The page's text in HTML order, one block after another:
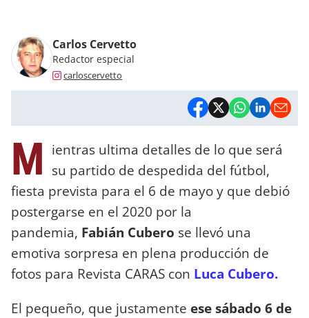
Carlos Cervetto
Redactor especial
carloscervetto
M ientras ultima detalles de lo que será
su partido de despedida del fútbol,
fiesta prevista para el 6 de mayo y que debió
postergarse en el 2020 por la
pandemia, Fabián Cubero se llevó una
emotiva sorpresa en plena producción de
fotos para Revista CARAS con Luca Cubero.
El pequeño, que justamente ese sábado 6 de